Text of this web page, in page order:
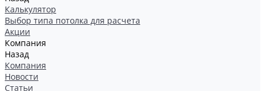
Калькулятор
Выбор типа потолка для расчета
Акции
Компания
Назад
Компания
Новости
Статьи